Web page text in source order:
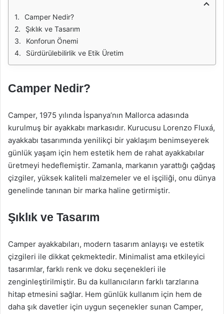
Camper Nedir?
Şıklık ve Tasarım
Konforun Önemi
Sürdürülebilirlik ve Etik Üretim
Camper Nedir?
Camper, 1975 yılında İspanya’nın Mallorca adasında
kurulmuş bir ayakkabı markasıdır. Kurucusu Lorenzo Fluxá,
ayakkabı tasarımında yenilikçi bir yaklaşım benimseyerek
günlük yaşam için hem estetik hem de rahat ayakkabılar
üretmeyi hedeflemiştir. Zamanla, markanın yarattığı çağdaş
çizgiler, yüksek kaliteli malzemeler ve el işçiliği, onu dünya
genelinde tanınan bir marka haline getirmiştir.
Şıklık ve Tasarım
Camper ayakkabıları, modern tasarım anlayışı ve estetik
çizgileri ile dikkat çekmektedir. Minimalist ama etkileyici
tasarımlar, farklı renk ve doku seçenekleri ile
zenginleştirilmiştir. Bu da kullanıcıların farklı tarzlarına
hitap etmesini sağlar. Hem günlük kullanım için hem de
daha şık davetler için uygun seçenekler sunan Camper,